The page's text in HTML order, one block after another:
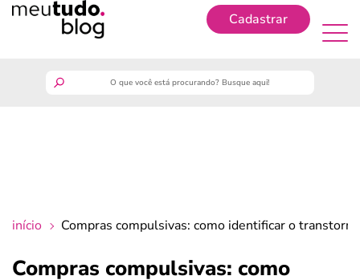
Cadastrar
início Compras compulsivas: como identificar o
Compras compulsivas: como